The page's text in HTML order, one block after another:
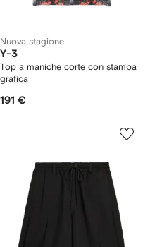
Nuova stagione
Y-3
Top a maniche corte con stampa
grafica
191 €